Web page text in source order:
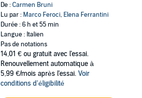
De :Carmen Bruni
Lu par : Marco Feroci, Elena Ferrantini
Durée : 6 h et 55 min
Langue : Italien
Pas de notations
14,01 € ou gratuit avec l'essai.
Renouvellement automatique à
5,99 €/mois après l'essai. Voir
conditions d'éligibilité